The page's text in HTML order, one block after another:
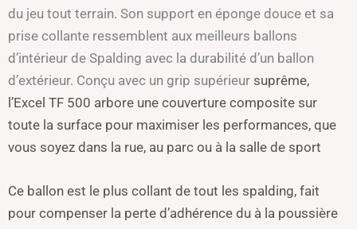
du jeu tout terrain. Son support en éponge douce et sa
prise collante ressemblent aux meilleurs ballons
d’intérieur de Spalding avec la durabilité d’un ballon
d’extérieur. Conçu avec un grip supérieur suprême,
l’Excel TF 500 arbore une couverture composite sur
toute la surface pour maximiser les performances, que
vous soyez dans la rue, au parc ou à la salle de sport
Ce ballon est le plus collant de tout les spalding, fait
pour compenser la perte d’adhérence du à la poussière